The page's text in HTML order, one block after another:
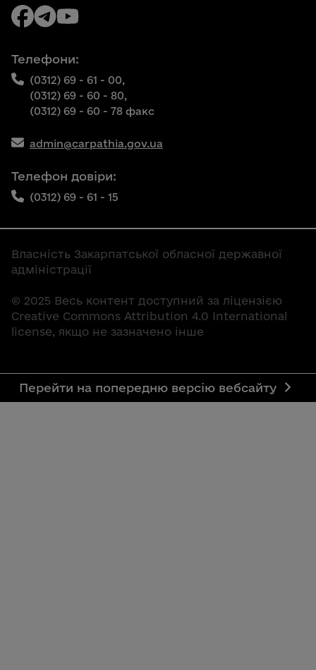
Телефони:
(0312) 69 - 61 - 00,
(0312) 69 - 60 - 80,
(0312) 69 - 60 - 78 факс
admin@carpathia.gov.ua
Телефон довіри:
(0312) 69 - 61 - 15
Власність Закарпатської обласної державної
адміністрації
© 2025 Весь контент доступний за ліцензією
Creative Commons Attribution 4.0 International
license, якщо не зазначено інше
Перейти на попередню версію вебсайту